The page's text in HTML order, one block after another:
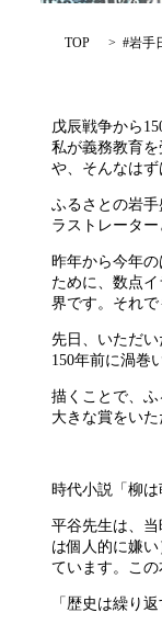
TOP #岩手
戊辰戦争から
私が義務教育
や、そんなはず
ふるさとの岩
ラストレータ
昨年から今年
ために、数点
界です。それで
先日、いただ
150年前に渦巻
描くことで、
大きな賞をい
時代小説「柳
平谷先生は、
は個人的に嫌
ています。この
「歴史は繰り